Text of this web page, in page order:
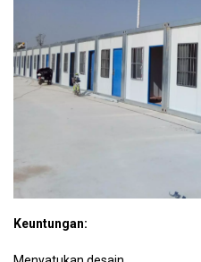
Keuntungan: